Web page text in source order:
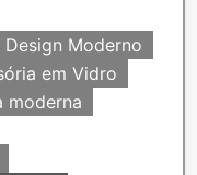
Design Moderno
em Vidro
moderna